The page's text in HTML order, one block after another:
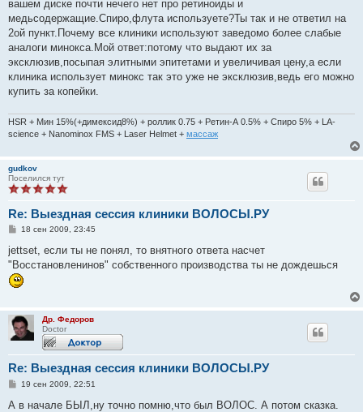
вашем диске почти нечего нет про ретиноиды и
медьсодержащие.Спиро,флута используете?Ты так и не ответил на
2ой пункт.Почему все клиники используют заведомо более слабые
аналоги минокса.Мой ответ:потому что выдают их за
эксклюзив,посыпая элитными эпитетами и увеличивая цену,а если
клиника использует минокс так это уже не эксклюзив,ведь его можно
купить за копейки.
HSR + Мин 15%(+димексид8%) + роллик 0.75 + Ретин-А 0.5% + Спиро 5% + LA-
science + Nanominox FMS + Laser Helmet + массаж
gudkov
Поселился тут
Re: Выездная сессия клиники ВОЛОСЫ.РУ
С
о
щ
е
н
18 сен 2009, 23:45
jettset, если ты не понял, то внятного ответа насчет
"Восстановленинов" собственного производства ты не дождешься
Др. Федоров
Doctor
Re: Выездная сессия клиники ВОЛОСЫ.РУ
С
о
19 сен 2009, 22:51
А в начале БЫЛ,ну точно помню,что был ВОЛОС. А потом сказка.